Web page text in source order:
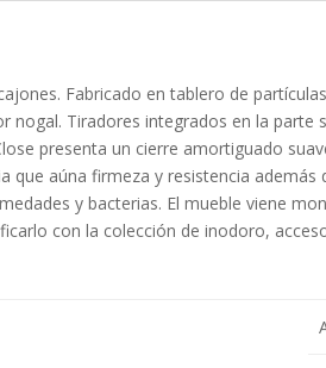
Fabricado en tablero de
nogal. Tiradores integrados en la parte
presenta un cierre amortiguado
que aúna firmeza y resistencia además
y bacterias. El mueble viene
con la colección de inodoro,